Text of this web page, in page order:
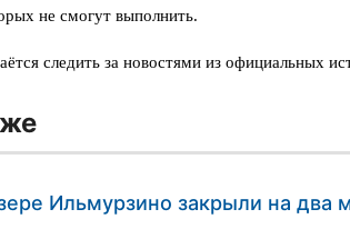
не смогут выполнить.
следить за новостями из официальных
Ильмурзино закрыли на